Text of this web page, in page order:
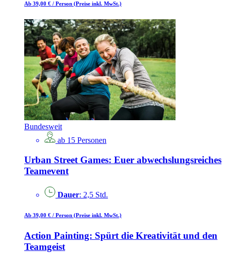
Ab 39,00 € / Person (Preise inkl. MwSt.)
Bundesweit
ab 15 Personen
Urban Street Games: Euer abwechslungsreiches
Teamevent
Dauer: 2,5 Std.
Ab 39,00 € / Person (Preise inkl. MwSt.)
Action Painting: Spürt die Kreativität und den
Teamgeist